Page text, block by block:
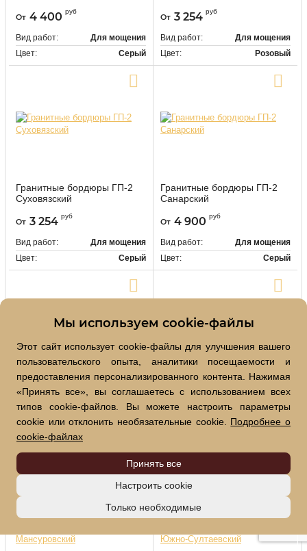
От 4 400 руб
Вид работ:
Для мощения
Цвет:
Серый
От 3 254 руб
Вид работ:
Для мощения
Цвет:
Розовый
Гранитные бордюры ГП-2
Суховязский
От 3 254 руб
Вид работ:
Для мощения
Цвет:
Серый
Гранитные бордюры ГП-2
Санарский
От 4 900 руб
Вид работ:
Для мощения
Цвет:
Серый
Гранитные бордюры ГП-2
Кунгурский
От 3 254 руб
Серый
Гранитные бордюры ГП-2
Восточно-Варламовский
9496
От 4 400 руб
Цвет:
Купить в один клик
Мы используем cookie-файлы
Этот сайт использует cookie-файлы для улучшения вашего
пользовательского опыта, аналитики посещаемости и
предоставления персонализированного контента. Нажимая
«Принять все», вы соглашаетесь с использованием всех
типов cookie-файлов. Вы можете настроить параметры
cookie или отклонить необязательные cookie. Подробнее о
cookie-файлах
Принять все
Настроить cookie
Только необходимые